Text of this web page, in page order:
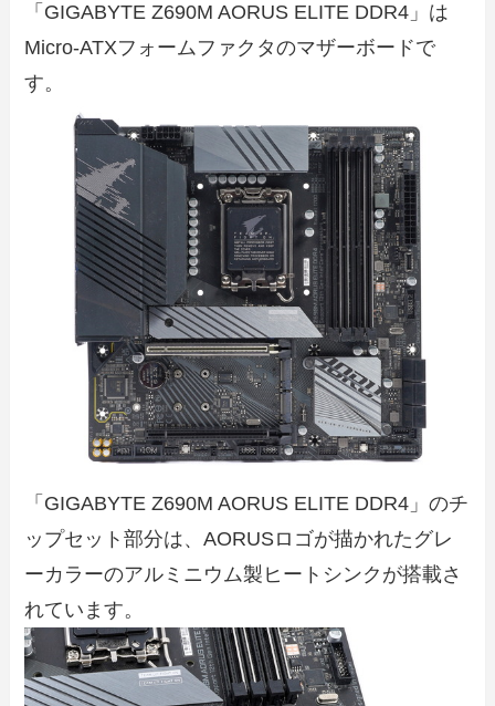
「GIGABYTE Z690M AORUS ELITE DDR4」は
Micro-ATXフォームファクタのマザーボードで
す。
「GIGABYTE Z690M AORUS ELITE DDR4」のチ
ップセット部分は、AORUSロゴが描かれたグレ
ーカラーのアルミニウム製ヒートシンクが搭載さ
れています。